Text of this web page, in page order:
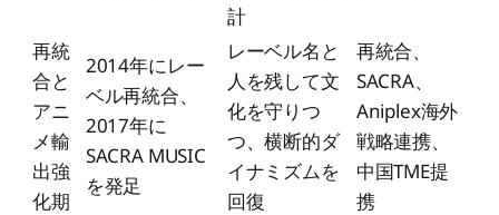
計
再統
合と
アニ
メ輸
出強
化期
2014年にレー
ベル再統合、
2017年に
SACRA MUSIC
を発足
レーベル名と
人を残して文
化を守りつ
つ、横断的ダ
イナミズムを
回復
再統合、
SACRA、
Aniplex海外
戦略連携、
中国TME提
携